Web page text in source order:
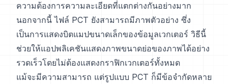
ความต้องการความละเอียดที่แตกต่างกันอย่างมาก
นอกจากนี้ ไฟล์ PCT ยังสามารถมีภาพตัวอย่าง ซึ่ง
เป็นการแสดงบิตแมปขนาดเล็กของข้อมูลเวกเตอร์ วิธีนี้
ช่วยให้แอปพลิเคชันแสดงภาพขนาดย่อของภาพได้อย่าง
รวดเร็วโดยไม่ต้องแสดงกราฟิกเวกเตอร์ทั้งหมด
แม้จะมีความสามารถ แต่รูปแบบ PCT ก็มีข้อจำกัดหลาย